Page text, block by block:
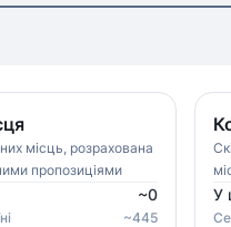
місць, розрахована
пропозиціями
~0
~445
У